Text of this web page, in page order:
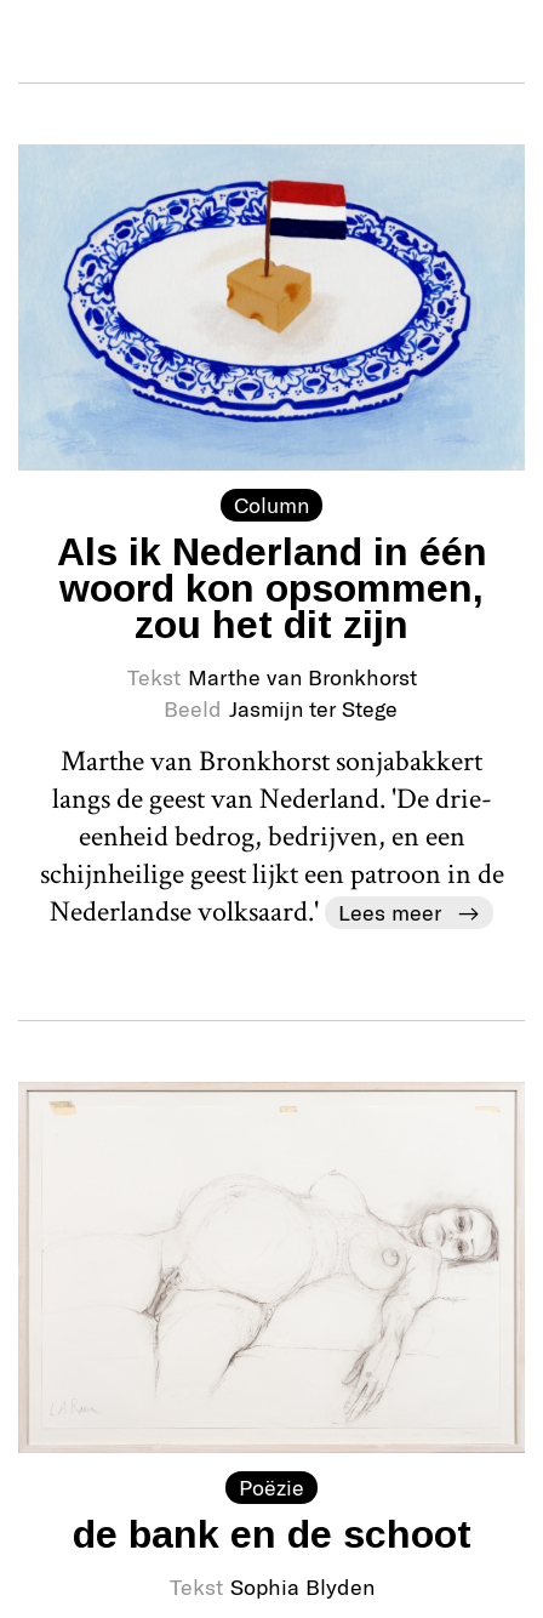
Column
Als ik Nederland in één
woord kon opsommen,
zou het dit zijn
Tekst Marthe van Bronkhorst
Beeld Jasmijn ter Stege
Marthe van Bronkhorst sonjabakkert
langs de geest van Nederland. 'De drie-
eenheid bedrog, bedrijven, en een
schijnheilige geest lijkt een patroon in de
Nederlandse volksaard.'
Lees meer
Poëzie
de bank en de schoot
Tekst Sophia Blyden